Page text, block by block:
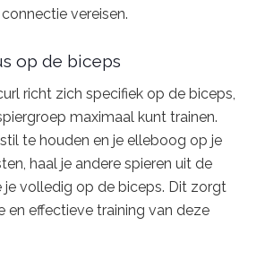
vereisen.
op de biceps
richt zich specifiek op de biceps,
maximaal kunt trainen.
te houden en je elleboog op je
haal je andere spieren uit de
je volledig op de biceps. Dit zorgt
en effectieve training van deze